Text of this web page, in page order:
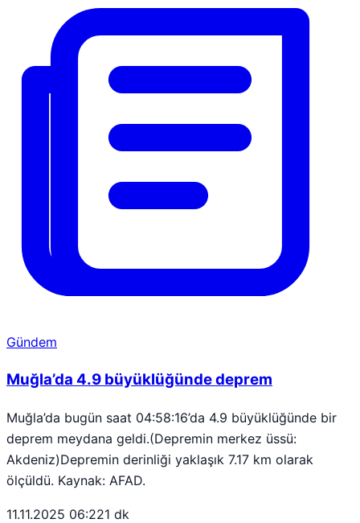
Gündem
Muğla’da 4.9 büyüklüğünde deprem
Muğla’da bugün saat 04:58:16’da 4.9 büyüklüğünde bir
deprem meydana geldi.(Depremin merkez üssü:
Akdeniz)Depremin derinliği yaklaşık 7.17 km olarak
ölçüldü. Kaynak: AFAD.
11.11.2025 06:221 dk